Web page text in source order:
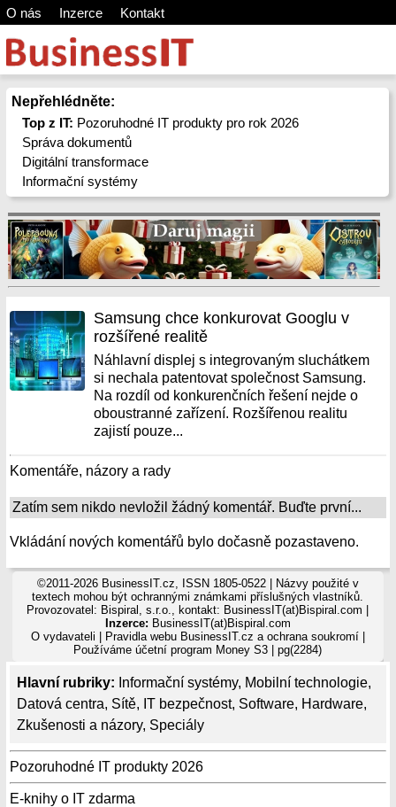
O nás Inzerce Kontakt
Nepřehlédněte:
Top z IT: Pozoruhodné IT produkty pro rok 2026
Správa dokumentů
Digitální transformace
Informační systémy
Hlavní rubriky: Informační systémy, Mobilní technologie,
Datová centra, Sítě, IT bezpečnost, Software, Hardware,
Zkušenosti a názory, Speciály
Pozoruhodné IT produkty 2026
E-knihy o IT zdarma
Samsung chce konkurovat Googlu v
rozšířené realitě
Náhlavní displej s integrovaným sluchátkem
si nechala patentovat společnost Samsung.
Na rozdíl od konkurenčních řešení nejde o
oboustranné zařízení. Rozšířenou realitu
zajistí pouze...
Komentáře, názory a rady
Zatím sem nikdo nevložil žádný komentář. Buďte první...
Vkládání nových komentářů bylo dočasně pozastaveno.
©2011-2026 BusinessIT.cz, ISSN 1805-0522 | Názvy použité v
textech mohou být ochrannými známkami příslušných vlastníků.
Provozovatel: Bispiral, s.r.o., kontakt: BusinessIT(at)Bispiral.com |
Inzerce: BusinessIT(at)Bispiral.com
O vydavateli
Pravidla webu BusinessIT.cz a ochrana soukromí|
Používámeúčetní program Money S3 | pg(2284)